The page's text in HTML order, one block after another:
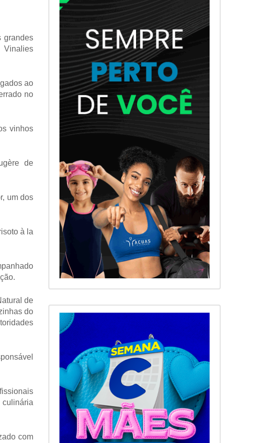
grandes
ao
no
vinhos
de
um dos
à la
de
do
com